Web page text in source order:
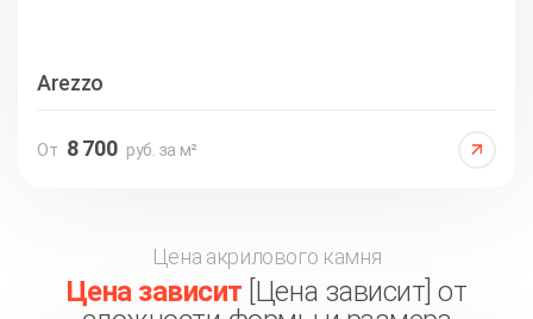
Arezzo
От 8 700 руб. за м²
Цена акрилового камня
Цена зависит [Цена зависит] от